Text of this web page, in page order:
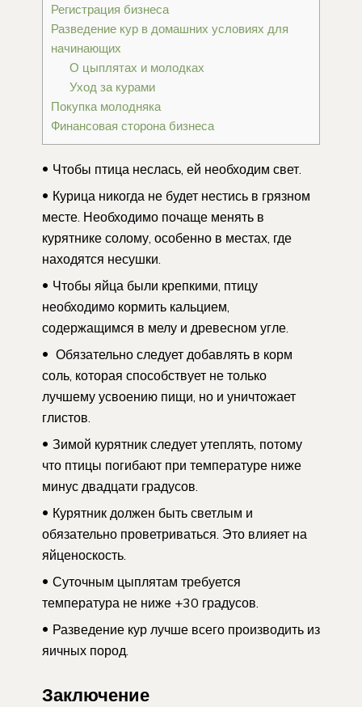
Регистрация бизнеса
Разведение кур в домашних условиях для
начинающих
О цыплятах и молодках
Уход за курами
Покупка молодняка
Финансовая сторона бизнеса
Чтобы птица неслась, ей необходим свет.
Курица никогда не будет нестись в грязном
месте. Необходимо почаще менять в
курятнике солому, особенно в местах, где
находятся несушки.
Чтобы яйца были крепкими, птицу
необходимо кормить кальцием,
содержащимся в мелу и древесном угле.
Обязательно следует добавлять в корм
соль, которая способствует не только
лучшему усвоению пищи, но и уничтожает
глистов.
Зимой курятник следует утеплять, потому
что птицы погибают при температуре ниже
минус двадцати градусов.
Курятник должен быть светлым и
обязательно проветриваться. Это влияет на
яйценоскость.
Суточным цыплятам требуется
температура не ниже +30 градусов.
Разведение кур лучше всего производить из
яичных пород.
Заключение